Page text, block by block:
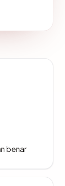
benar